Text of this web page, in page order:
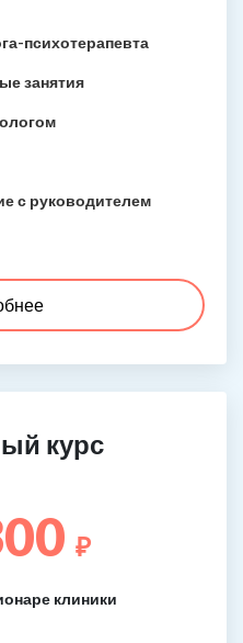
психотерапевта
занятия
с руководителем
курс
₽
клиники